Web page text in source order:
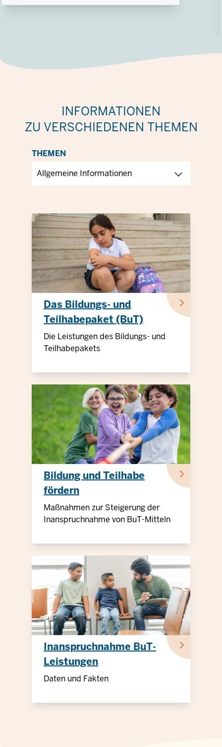
INFORMATIONEN
ZU VERSCHIEDENEN THEMEN
THEMEN
Das Bildungs- und
Teilhabepaket (BuT)
Die Leistungen des Bildungs- und
Teilhabepakets
Bildung und Teilhabe
fördern
Maßnahmen zur Steigerung der
Inanspruchnahme von BuT-Mitteln
Inanspruchnahme BuT-
Leistungen
Daten und Fakten